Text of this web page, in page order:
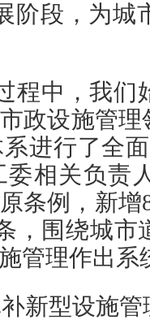
阶段，为城
程中，我们
政设施管
进行了全
相关负责
条例，新
，围绕城市
管理作出系
新型设施